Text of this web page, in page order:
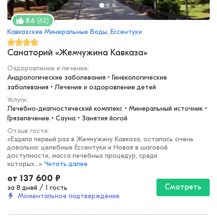
8.6 (62)
Кавказские Минеральные Воды, Ессентуки
Санаторий «Жемчужина Кавказа»
Оздоровление и лечение:
Андрологические заболевания • Гинекологические
заболевания • Лечение и оздоровление детей
Услуги:
Лечебно-диагностический комплекс • Минеральный источник •
Грязелечение • Сауна • Занятия йогой
Отзыв гостя:
«Ездила первый раз в Жемчужину Кавказа, осталась очень
довольна: целебные Ессентуки и Новая в шаговой
доступности, масса лечебных процедур, среди
которых...» Читать далее
от 137 600 ₽
за 8 дней / 1 гость
Моментальное подтверждение
Смотреть